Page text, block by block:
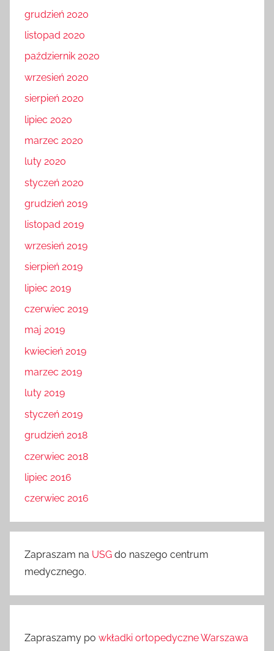
grudzień 2020
listopad 2020
październik 2020
wrzesień 2020
sierpień 2020
lipiec 2020
marzec 2020
luty 2020
styczeń 2020
grudzień 2019
listopad 2019
wrzesień 2019
sierpień 2019
lipiec 2019
czerwiec 2019
maj 2019
kwiecień 2019
marzec 2019
luty 2019
styczeń 2019
grudzień 2018
czerwiec 2018
lipiec 2016
czerwiec 2016
Zapraszam na USG do naszego centrum
medycznego.
Zapraszamy po wkładki ortopedyczne Warszawa